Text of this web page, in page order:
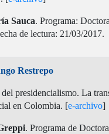
Sauca. Programa:
de lectura: 21/03/2017.
Restrepo
presidencialismo. La
en Colombia. [e-archivo]
. Programa de